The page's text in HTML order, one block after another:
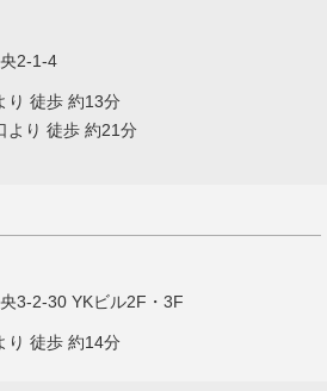
2-1-4
り 徒歩 約13分
より 徒歩 約21分
3-2-30 YKビル2F・3F
り 徒歩 約14分